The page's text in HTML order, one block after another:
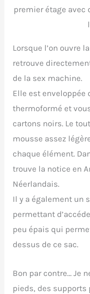
premier étage
Lorsque l’on ouvre
retrouve
de la sex machine.
Elle est enveloppée
thermoformé et
cartons noirs. Le
mousse assez
chaque élément.
trouve la notice en
Néerlandais.
Il y a également un
permettant
peu épais qui
dessus de ce sac.
Bon par contre… Je
pieds, des supports